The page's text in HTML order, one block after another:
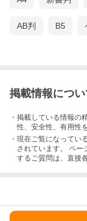
AB判 B5
掲載情報につい
・掲載している情報の
性、安全性、有用性
・現在ご覧になってい
されています。 ペー
するご質問は、直接